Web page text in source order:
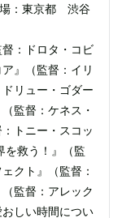
場：東京都 渋谷
：ドロタ・コビ
』（監督：イリ
リュー・ゴダー
監督：ケネス・
トニー・スコッ
を救う！』（監
クト』（監督：
監督：アレック
しい時間につい